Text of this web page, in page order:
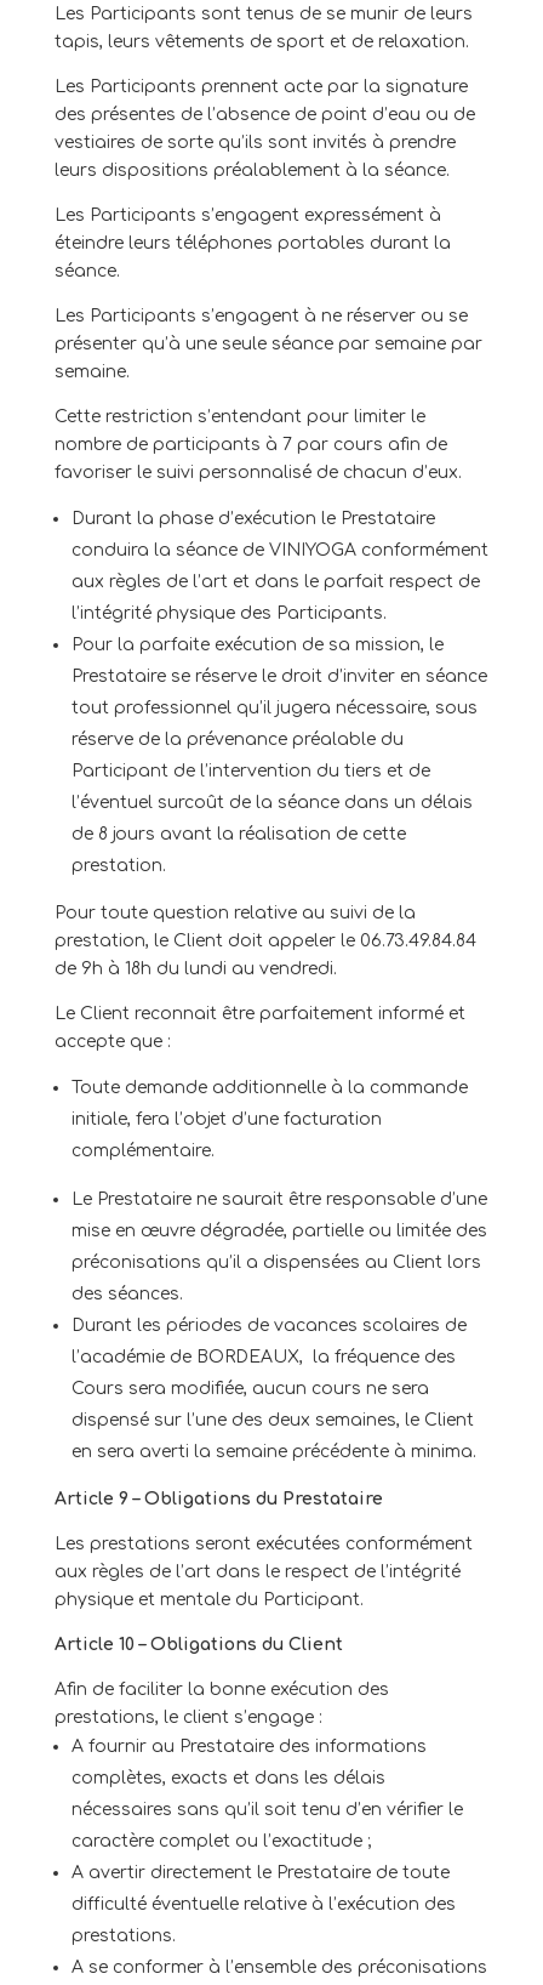
Les Participants sont tenus de se munir de leurs
tapis, leurs vêtements de sport et de relaxation.
Les Participants prennent acte par la signature
des présentes de l’absence de point d’eau ou de
vestiaires de sorte qu’ils sont invités à prendre
leurs dispositions préalablement à la séance.
Les Participants s’engagent expressément à
éteindre leurs téléphones portables durant la
séance.
Les Participants s’engagent à ne réserver ou se
présenter qu’à une seule séance par semaine par
semaine.
Cette restriction s’entendant pour limiter le
nombre de participants à 7 par cours afin de
favoriser le suivi personnalisé de chacun d’eux.
Durant la phase d’exécution le Prestataire
conduira la séance de VINIYOGA conformément
aux règles de l’art et dans le parfait respect de
l’intégrité physique des Participants.
Pour la parfaite exécution de sa mission, le
Prestataire se réserve le droit d’inviter en séance
tout professionnel qu’il jugera nécessaire, sous
réserve de la prévenance préalable du
Participant de l’intervention du tiers et de
l’éventuel surcoût de la séance dans un délais
de 8 jours avant la réalisation de cette
prestation.
Pour toute question relative au suivi de la
prestation, le Client doit appeler le 06.73.49.84.84
de 9h à 18h du lundi au vendredi.
Le Client reconnait être parfaitement informé et
accepte que :
Toute demande additionnelle à la commande
initiale, fera l’objet d’une facturation
complémentaire.
Le Prestataire ne saurait être responsable d’une
mise en œuvre dégradée, partielle ou limitée des
préconisations qu’il a dispensées au Client lors
des séances.
Durant les périodes de vacances scolaires de
l’académie de BORDEAUX, la fréquence des
Cours sera modifiée, aucun cours ne sera
dispensé sur l’une des deux semaines, le Client
en sera averti la semaine précédente à minima.
Article 9 – Obligations du Prestataire
Les prestations seront exécutées conformément
aux règles de l’art dans le respect de l’intégrité
physique et mentale du Participant.
Article 10 – Obligations du Client
Afin de faciliter la bonne exécution des
prestations, le client s’engage :
A fournir au Prestataire des informations
complètes, exacts et dans les délais
nécessaires sans qu’il soit tenu d’en vérifier le
caractère complet ou l’exactitude ;
A avertir directement le Prestataire de toute
difficulté éventuelle relative à l’exécution des
prestations.
A se conformer à l’ensemble des préconisations